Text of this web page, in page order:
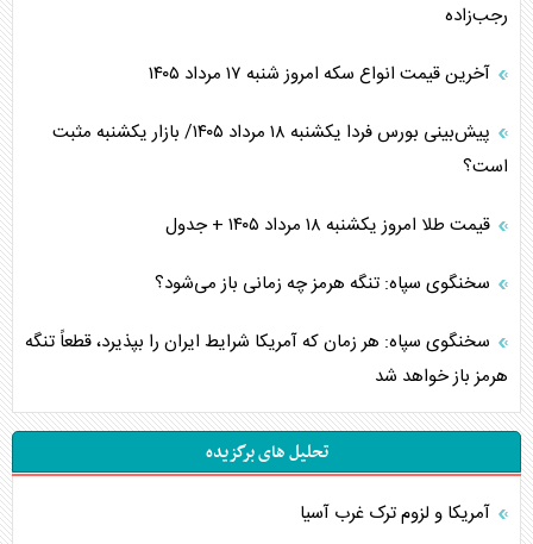
رجب‌زاده
آخرین قیمت انواع سکه امروز شنبه ۱۷ مرداد ۱۴۰۵
پیش‌بینی بورس فردا یکشنبه ۱۸ مرداد ۱۴۰۵/ بازار یکشنبه مثبت
است؟
قیمت طلا امروز یکشنبه ۱۸ مرداد ۱۴۰۵ + جدول
سخنگوی سپاه: تنگه هرمز چه زمانی باز می‌شود؟
سخنگوی سپاه: هر زمان که آمریکا شرایط ایران را بپذیرد، قطعاً تنگه
هرمز باز خواهد شد
تحلیل های برگزیده
آمریکا و لزوم ترک غرب آسیا